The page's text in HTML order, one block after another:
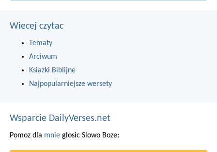
Wiecej czytac
Tematy
Arciwum
Ksiazki Biblijne
Najpopularniejsze wersety
Wsparcie DailyVerses.net
Pomoz dla mnie glosic Slowo Boze: